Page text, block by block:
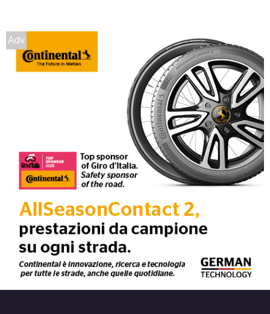
Disponibile
DEZENT Tn Silver 4 fori
14" 5.5X14 ET45 4x100
DEZENT Tn Black Mirror
4 fori 14" 5.5X14 ET35
Foro centrale: 60.1mm
Disponibile
DEZENT Tn Black Mirror
4 fori 14" 5.5X14 ET40
4x100
Adv